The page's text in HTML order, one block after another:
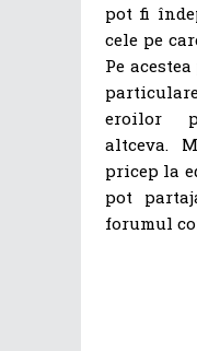
pot fi
cele pe
Pe
eroilor
altceva.
pricep la
pot
forumul